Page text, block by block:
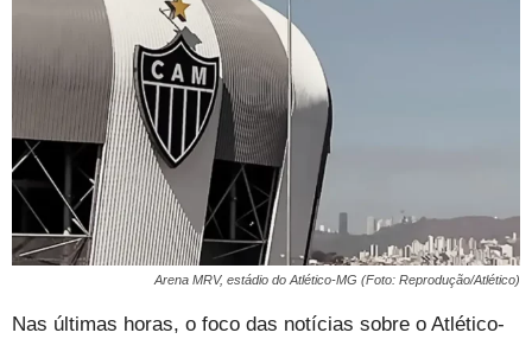
Arena MRV, estádio do Atlético-MG (Foto: Reprodução/Atlético)
Nas últimas horas, o foco das notícias sobre o Atlético-